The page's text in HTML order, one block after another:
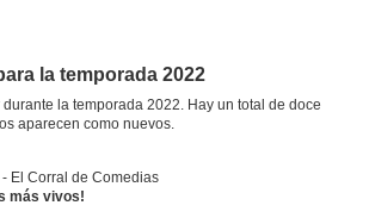
la temporada 2022
la temporada 2022. Hay un total de doce
aparecen como nuevos.
El Corral de Comedias
más vivos!